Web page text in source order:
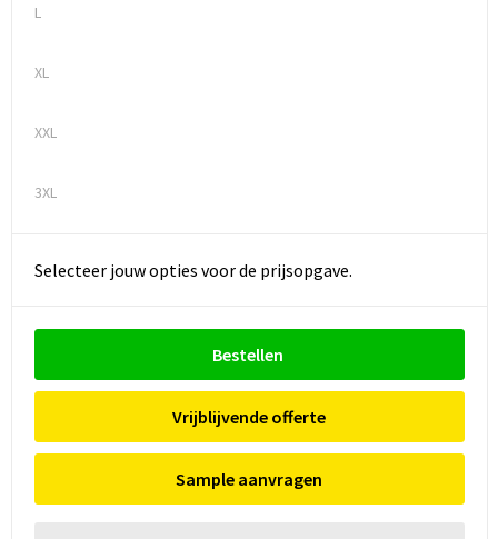
L
XL
XXL
3XL
Selecteer jouw opties voor de prijsopgave.
Bestellen
Vrijblijvende offerte
Sample aanvragen